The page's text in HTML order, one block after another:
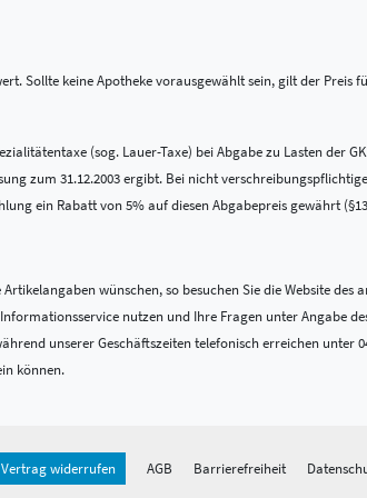
Sollte keine Apotheke vorausgewählt sein, gilt der Preis
(sog. Lauer-Taxe) bei Abgabe zu Lasten der
zum 31.12.2003 ergibt. Bei nicht
ein Rabatt von 5% auf diesen Abgabepreis gewährt
wünschen, so besuchen Sie die Website des
nutzen und Ihre Fragen unter Angabe
unserer Geschäftszeiten telefonisch erreichen unter
können.
Vertrag widerrufen AGB Barrierefreiheit